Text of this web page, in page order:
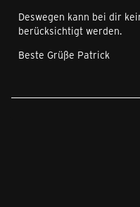
Deswegen kann bei dir
berücksichtigt werden.
Beste Grüße Patrick